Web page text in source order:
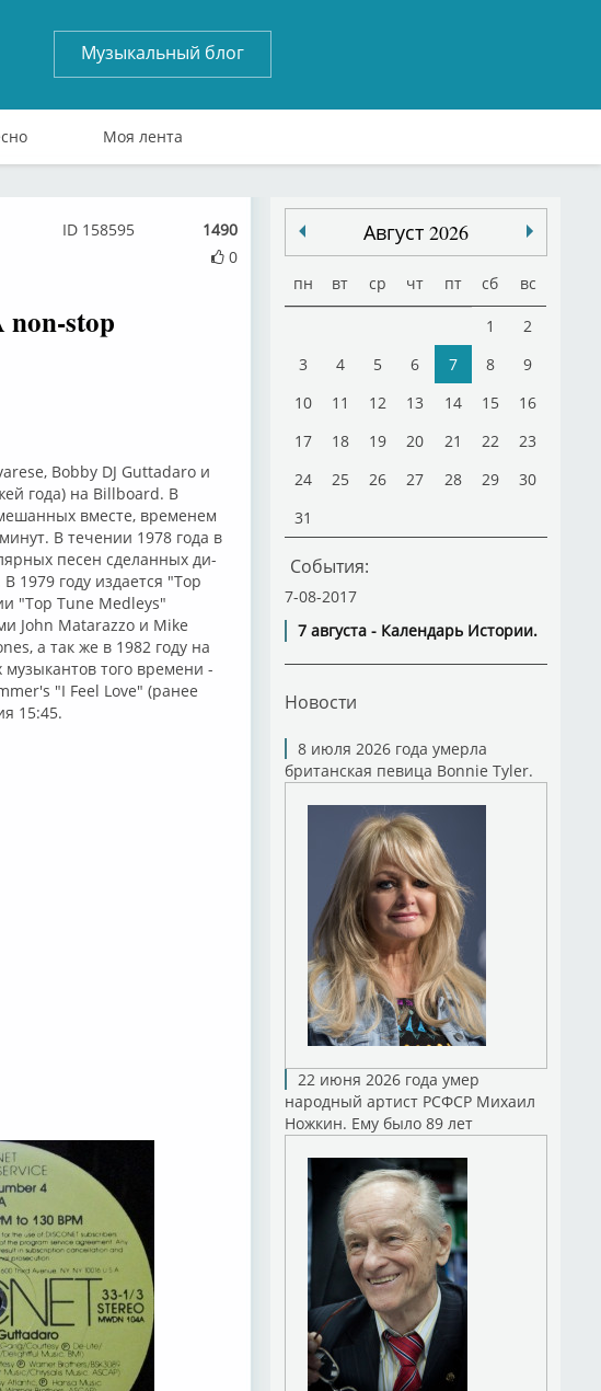
Музыкальный блог
Моя лента
1490
0
ID 158595
non-stop
Bobby DJ Guttadaro и
года) на Billboard. В
вместе, временем
В течении 1978 года в
песен сделанных ди-
1979 году издается "Top
"Top Tune Medleys"
John Matarazzo и Mike
а так же в 1982 году на
того времени -
"I Feel Love" (ранее
15:45.
Август 2026
пн вт ср чт пт сб вс
1
2
3
4 5 6 7 8
9
10
11 12 13 14 15
16
17
18 19 20 21 22
23
24
25 26 27 28 29
30
31
События:
7-08-2017
7 августа - Календарь Истории.
Новости
8 июля 2026 года умерла
британская певица Bonnie Tyler.
22 июня 2026 года умер
народный артист РСФСР Михаил
Ножкин. Ему было 89 лет